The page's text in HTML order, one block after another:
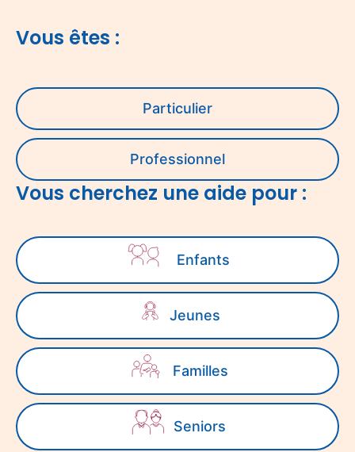
Vous êtes :
V
o
u
ê
t
e
Particulier
Professionnel
Vous cherchez une aide pour :
V
o
u
c
h
c
h
z
u
Enfants
Jeunes
Familles
Seniors